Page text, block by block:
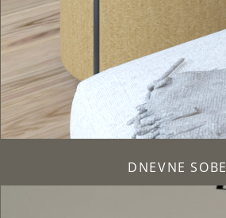
DNEVNE SOBE